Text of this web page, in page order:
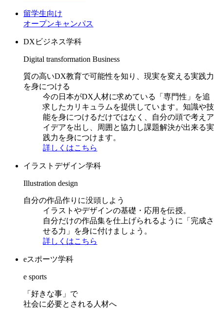
留学生向け
オープンキャンパス
DXビジネス学科
Digital transformation Business
質の高いDX教育で可能性を知り、現実を変える実践力
を身につける
今の日本がDX人材に求めている「専門性」を追
求したカリキュラムを提供しています。知識や技
能を身につけるだけではなく、自分の頭で考えア
イデアを出し、周囲と協力し課題解決が出来る実
践力を身につけます。
詳しくはこちら
イラストデザイン学科
Illustration design
自分の作品作りに没頭しよう
イラストやデザインの基礎・応用を伝授。
自分だけの作品集を仕上げられるように「完成さ
せる力」を身に付けましょう。
詳しくはこちら
eスポーツ学科
e sports
「好きな事」で
社会に必要とされる人材へ